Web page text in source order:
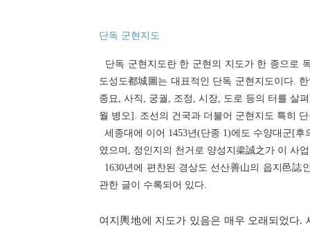
단독 군현지도
단독 군현지도란 한 군현의 지도가 한 종으로
도성도都城圖는 대표적인 단독 군현지도이다.
종묘, 사직, 궁궐, 조정, 시장, 도로 등의 터를 살
월 병오]. 조선의 건국과 더불어 군현지도 특히
세종대에 이어 1453년(단종 1)에도 수양대군[
였으며, 정인지의 천거로 양성지梁誠之가 이 사
1630년에 편찬된 경상도 선산善山의 읍지邑誌
관한 글이 수록되어 있다.
여지輿地에 지도가 있음은 매우 오래되었다.